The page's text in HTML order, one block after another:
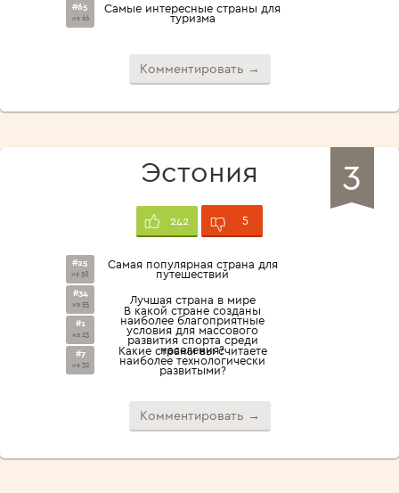
#65
из 66
Самые интересные страны для
туризма
Комментировать →
3
Эстония
242 5
#25
из 58
Самая популярная страна для
путешествий
#34
из 55 Лучшая страна в мире
#1
из 23
В какой стране созданы
наиболее благоприятные
условия для массового
развития спорта среди
населения?
#7
из 32
Какие страны вы считаете
наиболее технологически
развитыми?
Комментировать →